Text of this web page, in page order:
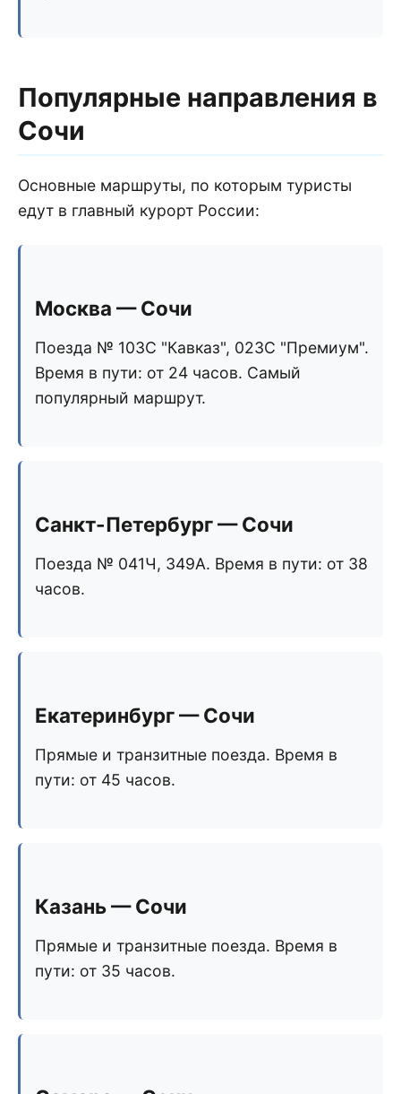
Популярные направления в
Сочи
Основные маршруты, по которым туристы
едут в главный курорт России:
Москва — Сочи
Поезда № 103С "Кавказ", 023С "Премиум".
Время в пути: от 24 часов. Самый
популярный маршрут.
Санкт-Петербург — Сочи
Поезда № 041Ч, 349А. Время в пути: от 38
часов.
Екатеринбург — Сочи
Прямые и транзитные поезда. Время в
пути: от 45 часов.
Казань — Сочи
Прямые и транзитные поезда. Время в
пути: от 35 часов.